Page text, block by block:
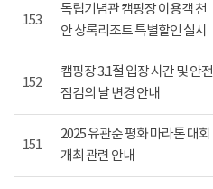
153
독립기념관 캠핑장 이용객 천
안 상록리조트 특별할인 실시
152
캠핑장 3.1절 입장 시간 및 안전
점검의 날 변경 안내
151
2025 유관순 평화 마라톤 대회
개최 관련 안내